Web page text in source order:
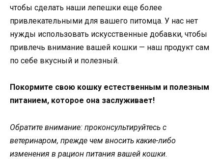
чтобы сделать наши лепешки еще более
привлекательными для вашего питомца. У нас нет
нужды использовать искусственные добавки, чтобы
привлечь внимание вашей кошки — наш продукт сам
по себе вкусный и полезный.
Покормите свою кошку естественным и полезным
питанием, которое она заслуживает!
Обратите внимание: проконсультируйтесь с
ветеринаром, прежде чем вносить какие-либо
изменения в рацион питания вашей кошки.